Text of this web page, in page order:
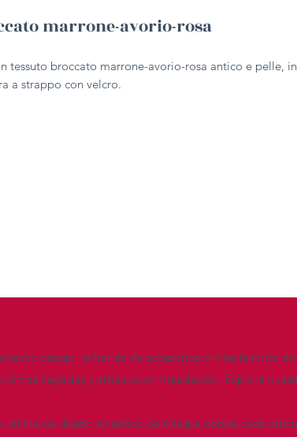
marrone-avorio-rosa
tessuto broccato marrone-avorio-rosa antico e pelle,
a strappo con velcro.
design, la tienda de accesorios online favorita
llegadas y artículos en liquidación. Explore
online de diseño ecléctico de Allegra donde cada